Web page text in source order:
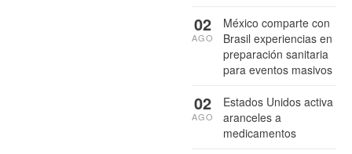
México comparte con
Brasil experiencias en
preparación sanitaria
para eventos masivos
02
AGO
Estados Unidos activa
aranceles a
medicamentos
02
AGO